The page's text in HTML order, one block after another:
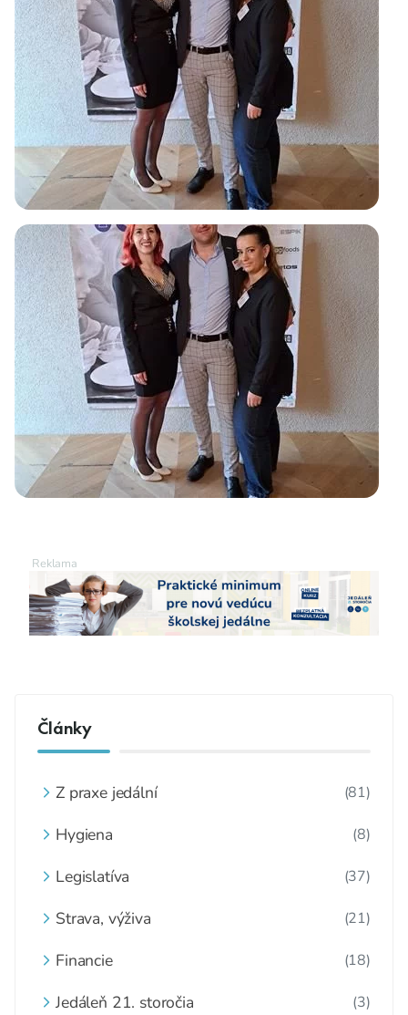
Články
Z praxe jedální (81)
Hygiena (8)
Legislatíva (37)
Strava, výživa (21)
Financie (18)
Jedáleň 21. storočia (3)